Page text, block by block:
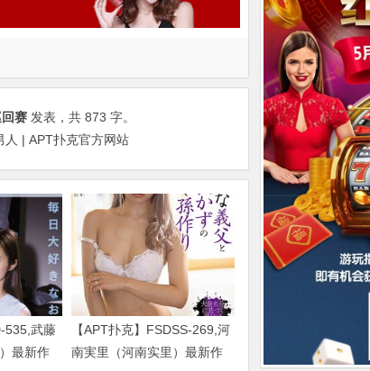
赛 发表，共 873 字。
人 | APT扑克官方网站
535,武藤
最新作
【APT扑克】FSDSS-269,河
南実里（河南实里）最新作